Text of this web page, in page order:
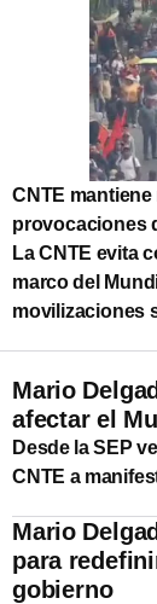
CNTE
provocaciones
La CNTE evita
marco del
movilizaciones
Mario
afectar el
Desde la SEP
CNTE a
Mario
para
gobierno